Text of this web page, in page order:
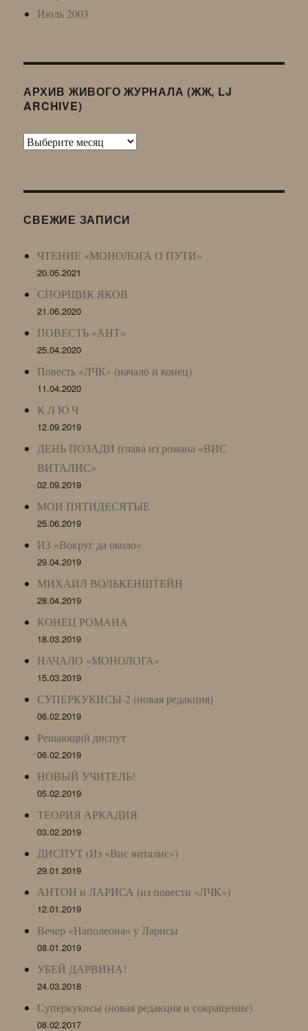
Июль 2003
АРХИВ ЖИВОГО ЖУРНАЛА (ЖЖ, LJ
ARCHIVE)
Архив
LJ
СВЕЖИЕ ЗАПИСИ
ЧТЕНИЕ «МОНОЛОГА О ПУТИ»
20.05.2021
СПОРЩИК ЯКОВ
21.06.2020
ПОВЕСТЬ «АНТ»
25.04.2020
Повесть «ЛЧК» (начало и конец)
11.04.2020
К Л Ю Ч
12.09.2019
ДЕНЬ ПОЗАДИ (глава из романа «ВИС
ВИТАЛИС»
02.09.2019
МОИ ПЯТИДЕСЯТЫЕ
25.06.2019
ИЗ «Вокруг да около»
29.04.2019
МИХАИЛ ВОЛЬКЕНШТЕЙН
28.04.2019
КОНЕЦ РОМАНА
18.03.2019
НАЧАЛО «МОНОЛОГА»
15.03.2019
СУПЕРКУКИСЫ-2 (новая редакция)
06.02.2019
Решающий диспут
06.02.2019
НОВЫЙ УЧИТЕЛЬ!
05.02.2019
ТЕОРИЯ АРКАДИЯ
03.02.2019
ДИСПУТ (Из «Вис виталис»)
29.01.2019
АНТОН и ЛАРИСА (из повести «ЛЧК»)
12.01.2019
Вечер «Наполеона» у Ларисы
08.01.2019
УБЕЙ ДАРВИНА!
24.03.2018
Суперкукисы (новая редакция и сокращение)
08.02.2017